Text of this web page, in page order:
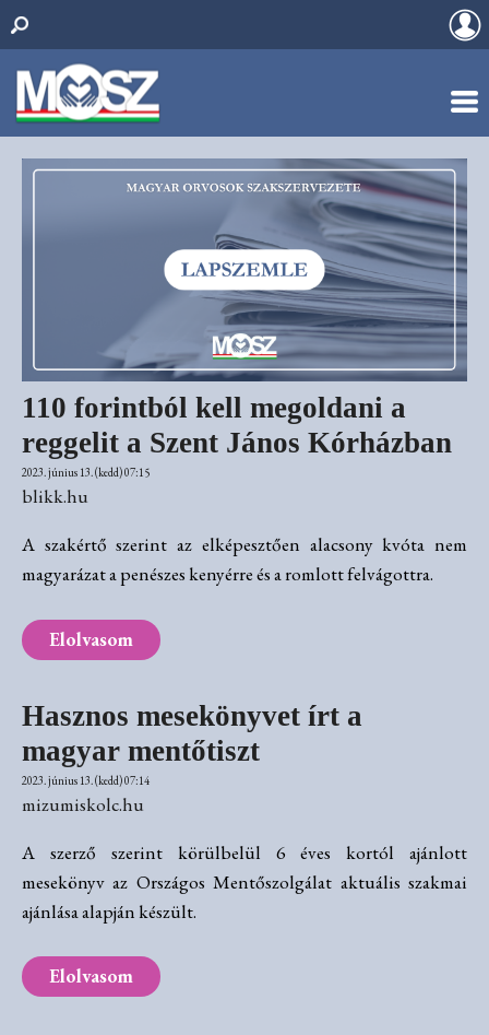
110 forintból kell megoldani a
reggelit a Szent János Kórházban
2023. június 13. (kedd) 07:15
blikk.hu
A szakértő szerint az elképesztően alacsony kvóta nem
magyarázat a penészes kenyérre és a romlott felvágottra.
Elolvasom
Hasznos mesekönyvet írt a
magyar mentőtiszt
2023. június 13. (kedd) 07:14
mizumiskolc.hu
A szerző szerint körülbelül 6 éves kortól ajánlott
mesekönyv az Országos Mentőszolgálat aktuális szakmai
ajánlása alapján készült.
Elolvasom